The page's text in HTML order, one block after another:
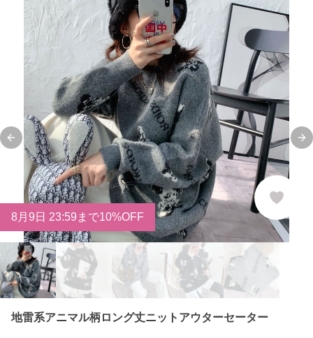
Previous slide
8月 9 日 23:59まで10%OFF
地雷系アニマル柄ロング丈ニットアウターセーター